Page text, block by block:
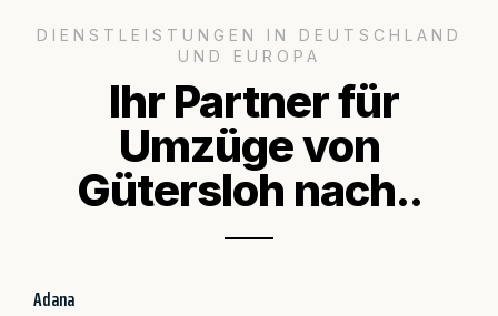
DIENSTLEISTUNGEN IN DEUTSCHLAND
UND EUROPA
Ihr Partner für
Umzüge von
Gütersloh nach..
Adana